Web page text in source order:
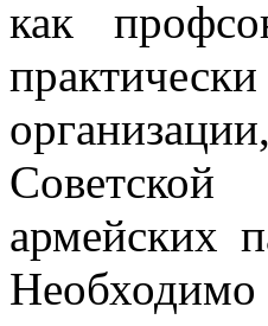
как
армейских